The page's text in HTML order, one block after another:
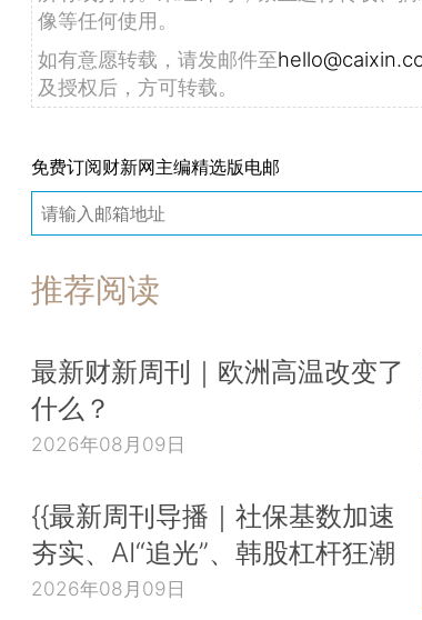
像等任何使用。
如有意愿转载，请发邮件至
及授权后，方可转载。
免费订阅财新网主编精选版电邮
推荐阅读
最新财新周刊｜欧洲高温改变了
什么？
2026年08月09日
{{最新周刊导播｜社保基数加速
夯实、AI“追光”、韩股杠杆狂潮
2026年08月09日